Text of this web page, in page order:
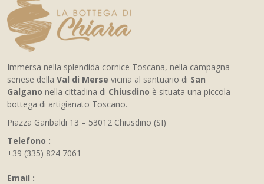
Immersa nella splendida cornice Toscana, nella campagna
senese della Val di Merse vicina al santuario di San
Galgano nella cittadina di Chiusdino è situata una piccola
bottega di artigianato Toscano.
Piazza Garibaldi 13 – 53012 Chiusdino (SI)
Telefono :
+39 (335) 824 7061
Email :